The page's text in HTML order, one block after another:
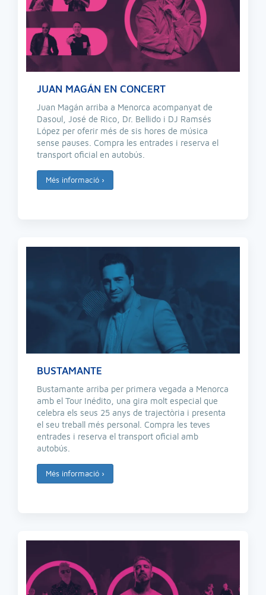
JUAN MAGÁN EN CONCERT
Juan Magán arriba a Menorca acompanyat de
Dasoul, José de Rico, Dr. Bellido i DJ Ramsés
López per oferir més de sis hores de música
sense pauses. Compra les entrades i reserva el
transport oficial en autobús.
Més informació ›
BUSTAMANTE
Bustamante arriba per primera vegada a Menorca
amb el Tour Inédito, una gira molt especial que
celebra els seus 25 anys de trajectòria i presenta
el seu treball més personal. Compra les teves
entrades i reserva el transport oficial amb
autobús.
Més informació ›